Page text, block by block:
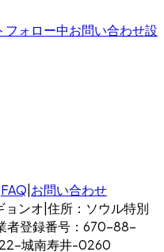
フォロー中お問い合わせ設
FAQ お問い合わせ
ョンオ 住所：ソウル特別
者登録番号：670-88-
城南寿井-0260